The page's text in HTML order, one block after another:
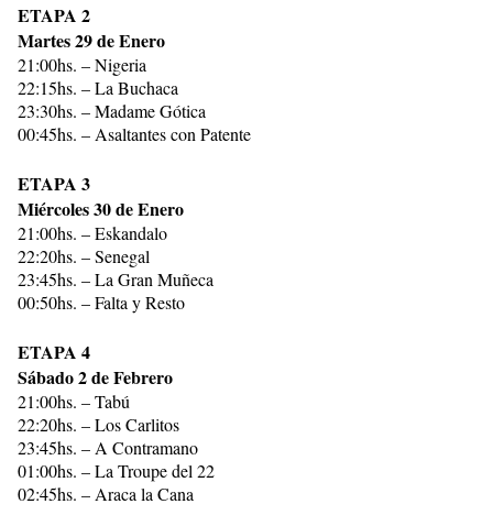
ETAPA 2
Martes 29 de Enero
21:00hs. – Nigeria
22:15hs. – La Buchaca
23:30hs. – Madame Gótica
00:45hs. – Asaltantes con Patente
ETAPA 3
Miércoles 30 de Enero
21:00hs. – Eskandalo
22:20hs. – Senegal
23:45hs. – La Gran Muñeca
00:50hs. – Falta y Resto
ETAPA 4
Sábado 2 de Febrero
21:00hs. – Tabú
22:20hs. – Los Carlitos
23:45hs. – A Contramano
01:00hs. – La Troupe del 22
02:45hs. – Araca la Cana